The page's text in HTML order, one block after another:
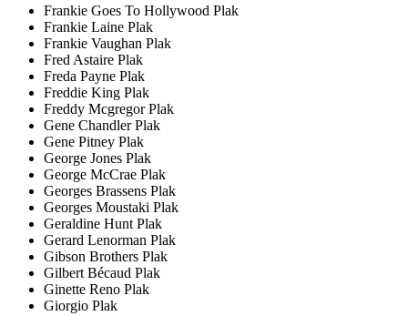
Frankie Goes To Hollywood Plak
Frankie Laine Plak
Frankie Vaughan Plak
Fred Astaire Plak
Freda Payne Plak
Freddie King Plak
Freddy Mcgregor Plak
Gene Chandler Plak
Gene Pitney Plak
George Jones Plak
George McCrae Plak
Georges Brassens Plak
Georges Moustaki Plak
Geraldine Hunt Plak
Gerard Lenorman Plak
Gibson Brothers Plak
Gilbert Bécaud Plak
Ginette Reno Plak
Giorgio Plak